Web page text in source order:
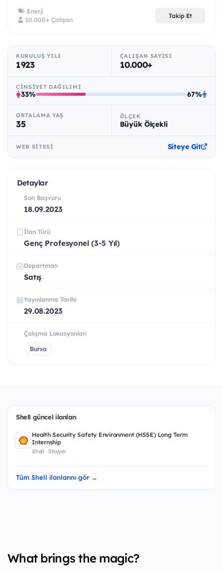
Enerji
10.000+ Çalışan
Takip Et
KURULUŞ YILI
1923
ÇALIŞAN SAYISI
10.000+
CINSIYET DAĞILIMI
33% 67%
ORTALAMA YAŞ
35
ÖLÇEK
Büyük Ölçekli
WEB SITESI Siteye Git
Detaylar
Son Başvuru
18.09.2023
İlan Türü
Genç Profesyonel (3-5 Yıl)
Departman
Satış
Yayınlanma Tarihi
29.08.2023
Çalışma Lokasyonları
Bursa
Shell güncel ilanları
Health Security Safety Environment (HSSE) Long Term
Internship
Shell · Stajyer
Tüm Shell ilanlarını gör →
What brings the magic?